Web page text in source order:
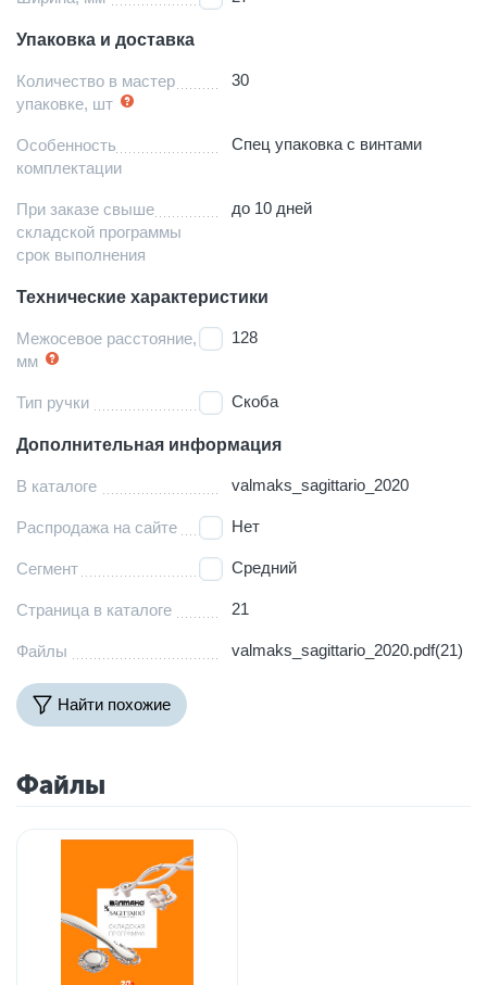
Упаковка и доставка
Количество в мастер
упаковке, шт
30
Особенность
комплектации
Спец упаковка с винтами
При заказе свыше
складской программы
срок выполнения
до 10 дней
Технические характеристики
Межосевое расстояние,
мм
128
Тип ручки Скоба
Дополнительная информация
В каталоге valmaks_sagittario_2020
Распродажа на сайте Нет
Сегмент Средний
Страница в каталоге 21
Файлы valmaks_sagittario_2020.pdf(21)
Найти похожие
Файлы